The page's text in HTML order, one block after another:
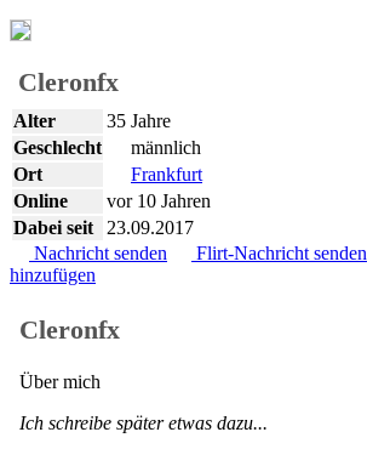
Cleronfx
Alter
35 Jahre
Geschlecht
männlich
Ort
Frankfurt
Online
vor 10 Jahren
Dabei seit
23.09.2017
Nachricht senden
Flirt-Nachricht senden
hinzufügen
Cleronfx
Über mich
Ich schreibe später etwas dazu...